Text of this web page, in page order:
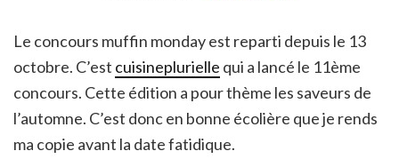
Le concours muffin monday est reparti depuis le 13
octobre. C’est cuisineplurielle qui a lancé le 11ème
concours. Cette édition a pour thème les saveurs de
l’automne. C’est donc en bonne écolière que je rends
ma copie avant la date fatidique.